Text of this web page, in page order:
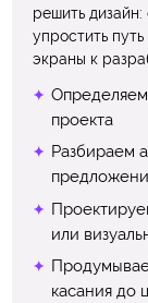
решить дизайн:
упростить
экраны к
Определяем
проекта
Разбираем
или
касания до